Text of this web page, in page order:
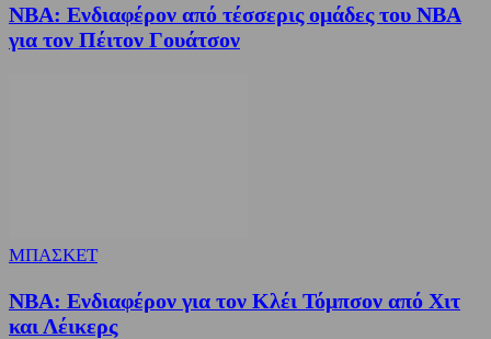
NBA: Ενδιαφέρον από τέσσερις ομάδες του NBA
για τον Πέιτον Γουάτσον
ΜΠΑΣΚΕΤ
NBA: Ενδιαφέρον για τον Κλέι Τόμπσον από Χιτ
και Λέικερς